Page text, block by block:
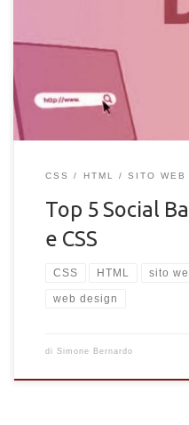
Top delle migliori social bar
puro HTML e CSS. Elenco
con codice
CSS HTML SITO WEB
Top 5 Social
e CSS
CSS HTML sito
web design
di Simone Bernardo